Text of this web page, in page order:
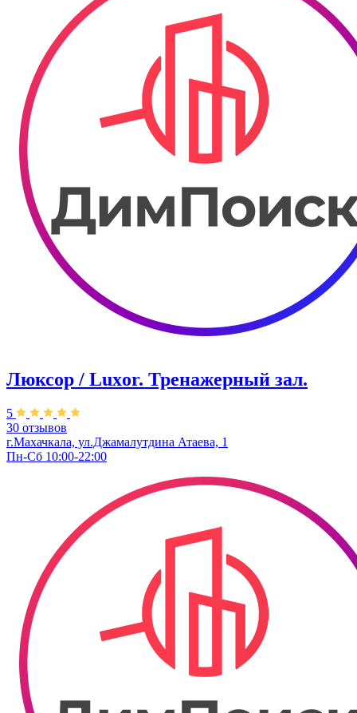
Люксор / Luxor. Тренажерный зал.
5
30 отзывов
г.Махачкала, ул.Джамалутдина Атаева, 1
Пн-Сб 10:00-22:00